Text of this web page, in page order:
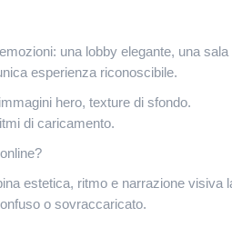
una lobby elegante, una
esperienza riconoscibile.
hero, texture di sfondo.
di caricamento.
estetica, ritmo e narrazione
o sovraccaricato.